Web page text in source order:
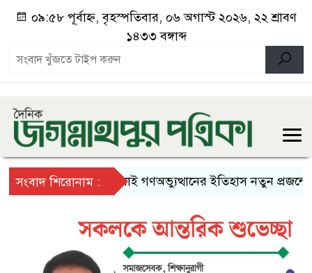
০৯:৫৮ পূর্বাহ্ন, বৃহস্পতিবার, ০৬ অগাস্ট ২০২৬, ২২ শ্রাবণ
১৪৩৩ বঙ্গাব্দ
সংবাদ শিরোনাম :জুলাই গণঅভ্যুত্থানের ইতিহাস নতুন প্রজন্মের